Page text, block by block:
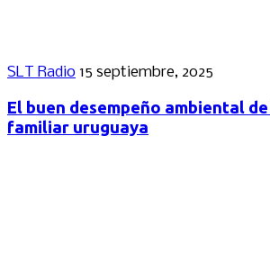
SLT Radio 15 septiembre, 2025
El buen desempeño ambiental
familiar uruguaya